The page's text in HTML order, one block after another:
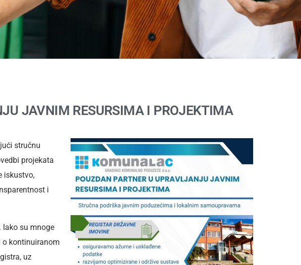
JAVNIM RESURSIMA I PROJEKTIMA
stručnu
projekata
iskustvo,
i
su mnoge
o kontinuiranom
uz